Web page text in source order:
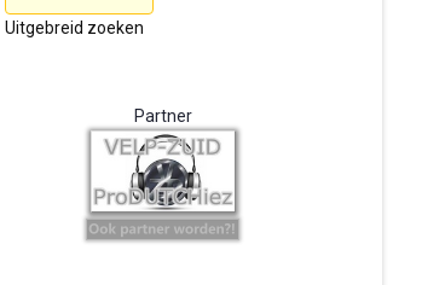
Uitgebreid zoeken
Partner